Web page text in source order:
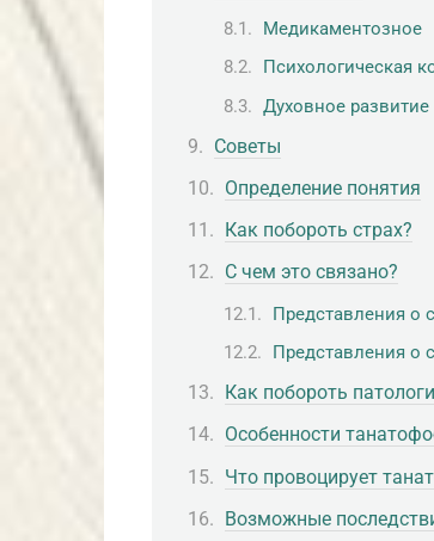
Медикаментозное
Психологическая
Духовное развитие
Советы
Определение понятия
Как побороть страх?
С чем это связано?
Представления о
Представления о
Как побороть
Особенности
Что провоцирует
Возможные